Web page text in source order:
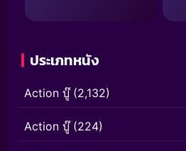
ประเภทหนัง
Action บู๊(2,132)
Action บู๊(224)